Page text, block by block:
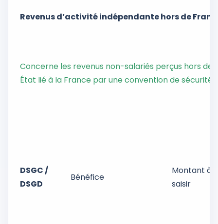
Revenus d’activité indépendante hors de
Concerne les revenus non-salariés perçus hors de
État lié à la France par une convention de sécurité
DSGC /
DSGD
Bénéfice
Montant à
saisir